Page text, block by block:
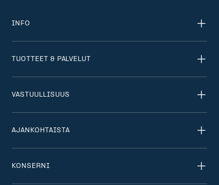
INFO
TUOTTEET & PALVELUT
VASTUULLISUUS
AJANKOHTAISTA
KONSERNI